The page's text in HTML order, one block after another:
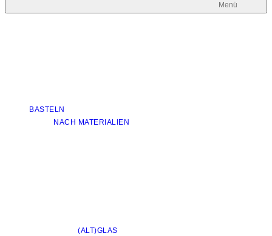
Menü
BASTELN
NACH MATERIALIEN
(ALT)GLAS